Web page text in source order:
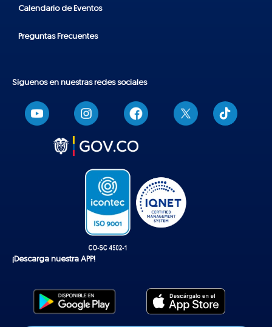
Calendario de Eventos
Preguntas Frecuentes
Síguenos en nuestras redes sociales
T
i
k
¡Descarga nuestra APP!